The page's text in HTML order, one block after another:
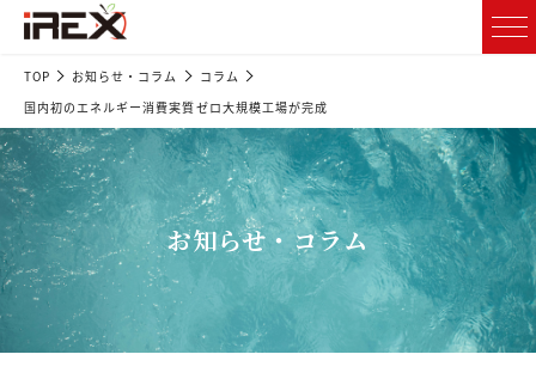
TOP お知らせ・コラム
コラム
国内初のエネルギー消費実質ゼロ大規模工場が完成
お知らせ・コラム